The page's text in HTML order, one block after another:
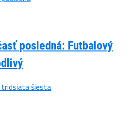
posledná: Futbalový